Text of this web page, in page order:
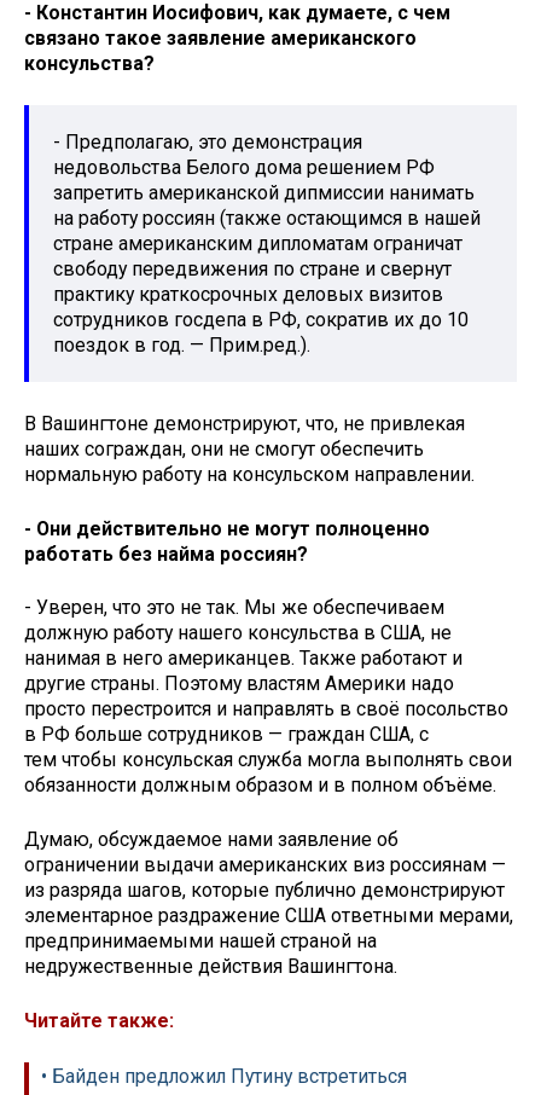
- Константин Иосифович, как думаете, с чем
связано такое заявление американского
консульства?
- Предполагаю, это демонстрация
недовольства Белого дома решением РФ
запретить американской дипмиссии нанимать
на работу россиян (также остающимся в нашей
стране американским дипломатам ограничат
свободу передвижения по стране и свернут
практику краткосрочных деловых визитов
сотрудников госдепа в РФ, сократив их до 10
поездок в год. — Прим.ред.).
В Вашингтоне демонстрируют, что, не привлекая
наших сограждан, они не смогут обеспечить
нормальную работу на консульском направлении.
- Они действительно не могут полноценно
работать без найма россиян?
- Уверен, что это не так. Мы же обеспечиваем
должную работу нашего консульства в США, не
нанимая в него американцев. Также работают и
другие страны. Поэтому властям Америки надо
просто перестроится и направлять в своё посольство
в РФ больше сотрудников — граждан США, с
тем чтобы консульская служба могла выполнять свои
обязанности должным образом и в полном объёме.
Думаю, обсуждаемое нами заявление об
ограничении выдачи американских виз россиянам —
из разряда шагов, которые публично демонстрируют
элементарное раздражение США ответными мерами,
предпринимаемыми нашей страной на
недружественные действия Вашингтона.
Читайте также:
• Байден предложил Путину встретиться